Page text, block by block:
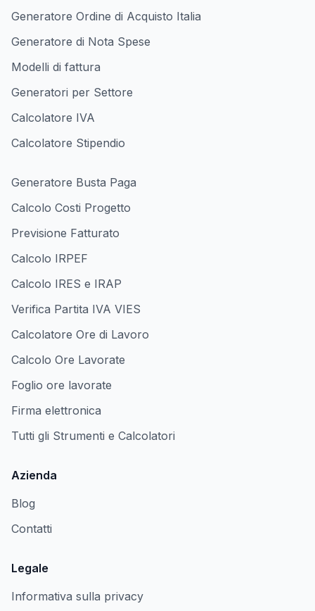
Generatore Ordine di Acquisto Italia
Generatore di Nota Spese
Modelli di fattura
Generatori per Settore
Calcolatore IVA
Calcolatore Stipendio
Generatore Busta Paga
Calcolo Costi Progetto
Previsione Fatturato
Calcolo IRPEF
Calcolo IRES e IRAP
Verifica Partita IVA VIES
Calcolatore Ore di Lavoro
Calcolo Ore Lavorate
Foglio ore lavorate
Firma elettronica
Tutti gli Strumenti e Calcolatori
Azienda
Blog
Contatti
Legale
Informativa sulla privacy